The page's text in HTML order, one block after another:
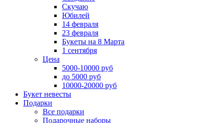
Скучаю
Юбилей
14 февраля
23 февраля
Букеты на 8 Марта
1 сентября
Цена
5000-10000 руб
до 5000 руб
10000-20000 руб
Букет невесты
Подарки
Все подарки
Подарочные наборы